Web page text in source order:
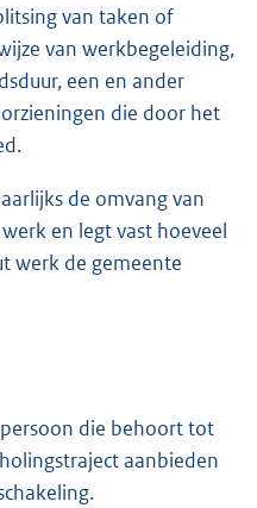
van taken of
van werkbegeleiding,
een en ander
die door het
de omvang van
en legt vast hoeveel
werk de gemeente
die behoort tot
aanbieden